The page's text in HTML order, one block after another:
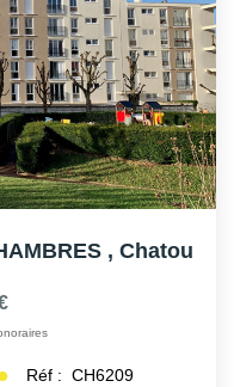
, Chatou
Réf : CH6209